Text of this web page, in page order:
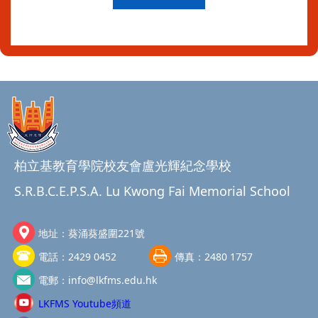
柏立基教育學院校友會盧光輝紀念學校
S.R.B.C.E.P.S.A. Lu Kwong Fai Memorial School
地址： 葵涌葵盛圍221號
電話： 2429 0452 傳真： 2480 1757
電郵： info@lkfms.edu.hk
LKFMS Youtube頻道